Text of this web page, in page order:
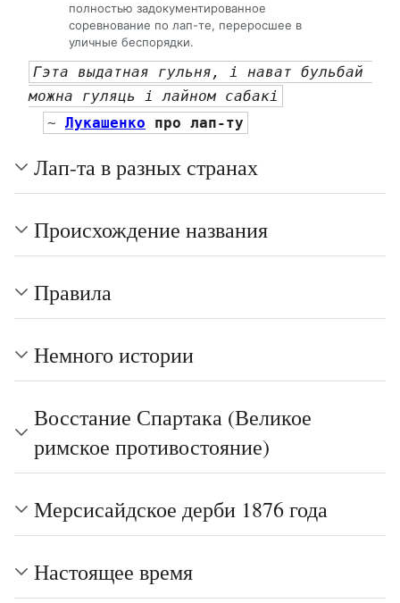
полностью задокументированное
соревнование по лап-те, переросшее в
уличные беспорядки.
Гэта выдатная гульня, і нават бульбай
можна гуляць і лайном сабакі
~ Лукашенко про лап-ту
Лап-та в разных странах
Происхождение названия
Правила
Немного истории
Восстание Спартака (Великое
римское противостояние)
Мерсисайдское дерби 1876 года
Настоящее время